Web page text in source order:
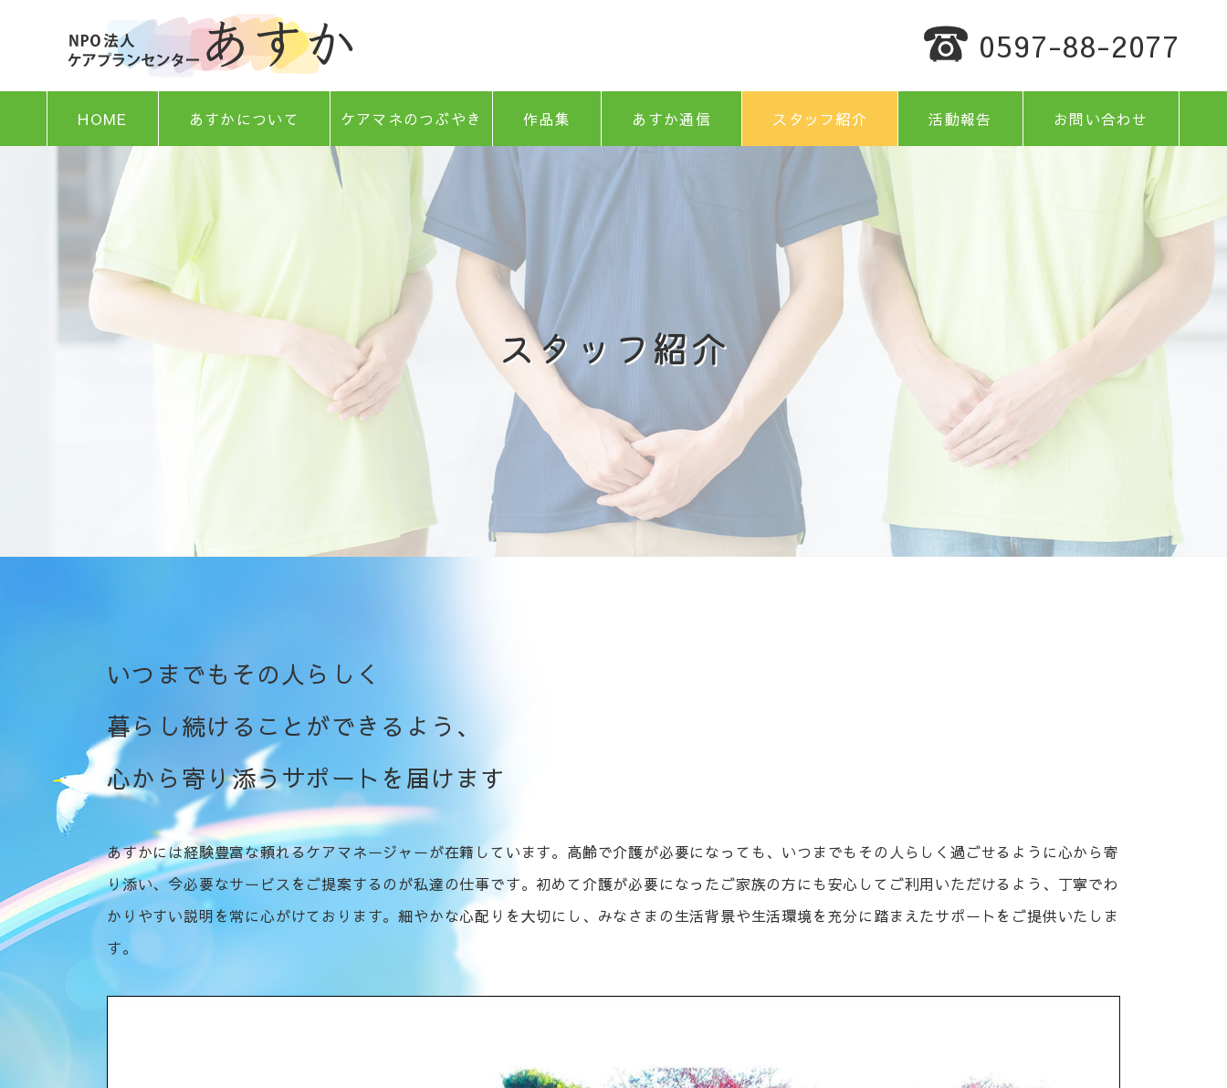
0597-88-2077
HOME あすかについて ケアマネのつぶやき 作品集 あすか通信 スタッフ紹介 活動報告 お問い合わせ
スタッフ紹介
いつまでもその人らしく
暮らし続けることができるよう、
心から寄り添うサポートを届けます
あすかには経験豊富な頼れるケアマネージャーが在籍しています。高齢で介護が必要になっても、いつまでもその人らしく過ごせるように心から寄
り添い、今必要なサービスをご提案するのが私達の仕事です。初めて介護が必要になったご家族の方にも安心してご利用いただけるよう、丁寧でわ
かりやすい説明を常に心がけております。細やかな心配りを大切にし、みなさまの生活背景や生活環境を充分に踏まえたサポートをご提供いたしま
す。